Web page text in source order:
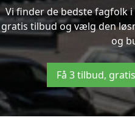
Vi finder de bedste fagfolk
gratis tilbud og vælg den
og
Få 3 tilbud,